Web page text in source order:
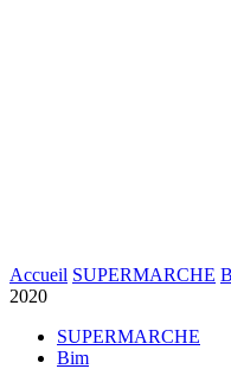
Accueil SUPERMARCHE
2020
SUPERMARCHE
Bim